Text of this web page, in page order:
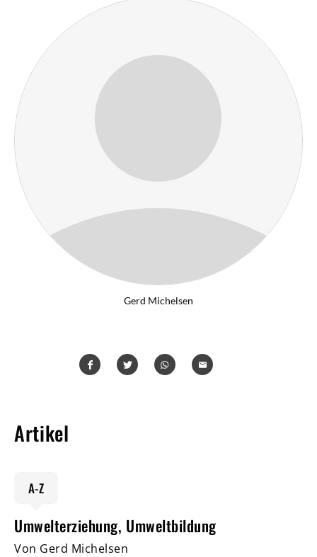
Gerd Michelsen
Artikel
A-Z
Umwelterziehung, Umweltbildung
Von Gerd Michelsen